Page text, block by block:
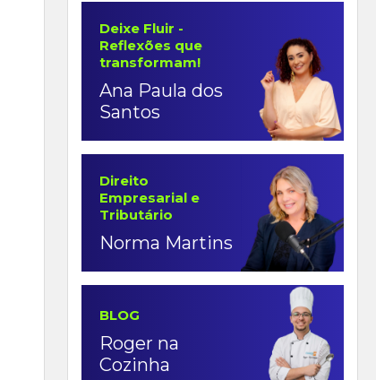
Deixe Fluir -
Reflexões que
transformam!
Ana Paula dos
Santos
Direito
Empresarial e
Tributário
Norma Martins
BLOG
Roger na
Cozinha